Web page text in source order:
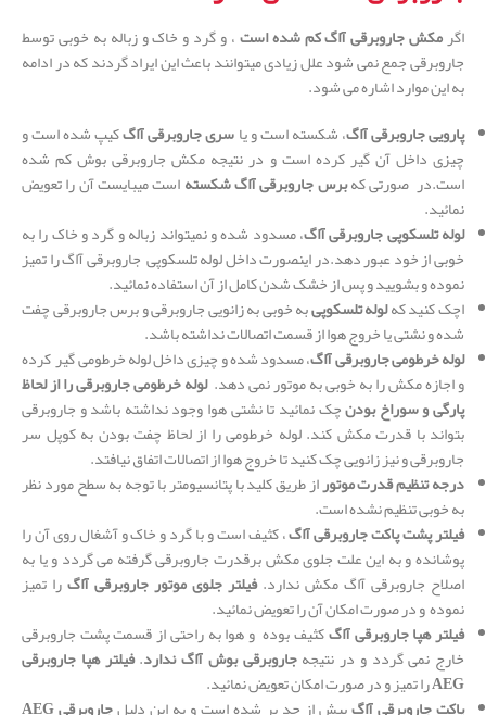
اگرمکش جاروبرقی آاگ کم شده است، و گرد و خاک و زباله به خوبی توسط
جاروبرقی جمع نمی شود علل زیادی میتوانند باعث این ایراد گردند که در ادامه
به این موارد اشاره می شود.
پارویی جاروبرقی آاگ، شکسته است و یاسری جاروبرقی آاگکیپ شده است و
چیزی داخل آن گیر کرده است و در نتیجه مکش جاروبرقی بوش کم شده
است.در صورتی کهبرس جاروبرقی آاگ شکستهاست میبایست آن را تعویض
نمائید.
لوله تلسکوپی جاروبرقی آاگ، مسدود شده و نمیتواند زباله و گرد و خاک را به
خوبی از خود عبور دهد.در اینصورت داخل لوله تلسکوپی جاروبرقی آاگ را تمیز
نموده و بشویید و پس از خشک شدن کامل از آن استفاده نمائید.
اچک کنید کهلوله تلسکوپیبه خوبی به زانویی جاروبرقی و برس جاروبرقی چفت
شده و نشتی یا خروج هوا از قسمت اتصالات نداشته باشد.
لوله خرطومی جاروبرقی آاگ، مسدود شده و چیزی داخل لوله خرطومی گیر کرده
و اجازه مکش را به خوبی به موتور نمی دهد.لوله خرطومی جاروبرقی را از لحاظ
پارگی و سوراخ بودنچک نمائید تا نشتی هوا وجود نداشته باشد و جاروبرقی
بتواند با قدرت مکش کند. لوله خرطومی را از لحاظ چفت بودن به کوپل سر
جاروبرقی و نیز زانویی چک کنید تا خروج هوا از اتصالات اتفاق نیافتد.
درجه تنظیم قدرت موتوراز طریق کلید با پتانسیومتر با توجه به سطح مورد نظر
به خوبی تنظیم نشده است.
فیلتر پشت پاکت جاروبرقی آاگ، کثیف است و با گرد و خاک و آشغال روی آن را
پوشانده و به این علت جلوی مکش برقدرت جاروبرقی گرفته می گردد و یا به
اصلاح جاروبرقی آاگ مکش ندارد.فیلتر جلوی موتور جاروبرقی آاگرا تمیز
نموده و در صورت امکان آن را تعویض نمائید.
فیلتر هپا جاروبرقی آاگکثیف بوده و هوا به راحتی از قسمت پشت جاروبرقی
خارج نمی گردد و در نتیجهجاروبرقی بوش آاگ ندارد.فیلتر هپا جاروبرقی
AEGرا تمیز و در صورت امکان تعویض نمائید.
پاکت جاروبرقی آاگبیش از حد پر شده است و به این دلیل
جاروبرقی AEG